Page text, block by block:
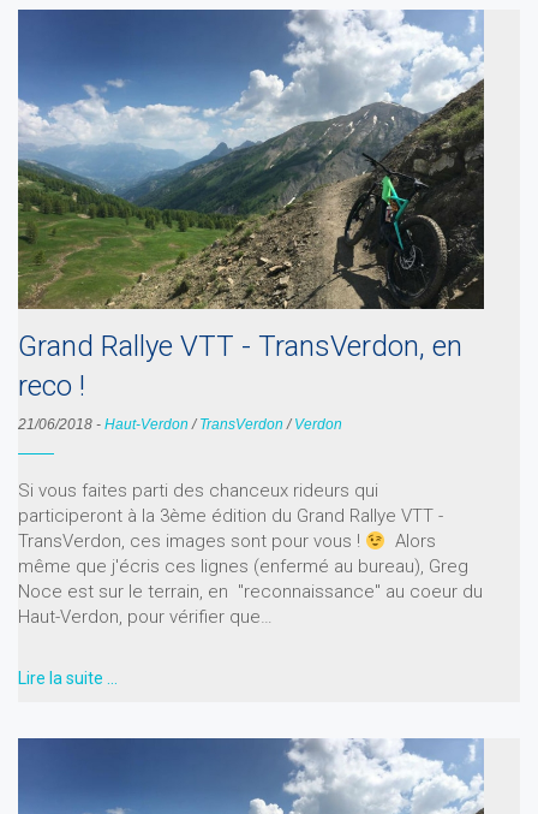
Grand Rallye VTT - TransVerdon, en
reco !
21/06/2018 - Haut-Verdon / TransVerdon / Verdon
Si vous faites parti des chanceux rideurs qui
participeront à la 3ème édition du Grand Rallye VTT -
TransVerdon, ces images sont pour vous !
Alors
même que j'écris ces lignes (enfermé au bureau), Greg
Noce est sur le terrain, en "reconnaissance" au coeur du
Haut-Verdon, pour vérifier que…
Lire la suite …